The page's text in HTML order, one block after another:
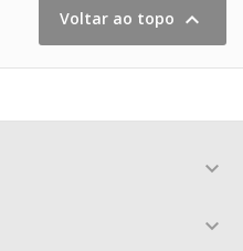
Voltar ao topo 

